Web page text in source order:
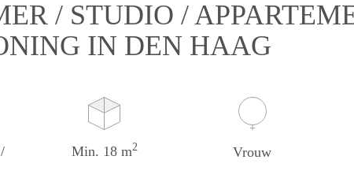
/ STUDIO /
IN DEN HAAG
Min. 18 m2 Vrouw